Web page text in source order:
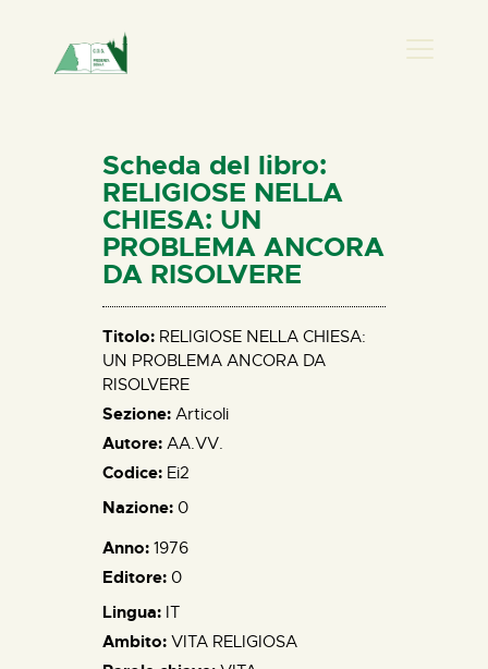
HOME
CHI SIAMO
NEWS
PERCORSI
BIBLIOTECA
ELISA SALERNO
CONTATTI
Scheda del libro:
RELIGIOSE NELLA
CHIESA: UN
PROBLEMA ANCORA
DA RISOLVERE
Titolo: RELIGIOSE NELLA CHIESA:
UN PROBLEMA ANCORA DA
RISOLVERE
Sezione: Articoli
Autore: AA.VV.
Codice: Ei2
Nazione: 0
Anno: 1976
Editore: 0
Lingua: IT
Ambito: VITA RELIGIOSA